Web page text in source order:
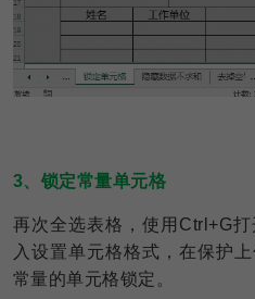
3、锁定常量单元格
再次全选表格，使用Ctrl+G
入设置单元格格式，在保护
常量的单元格锁定。